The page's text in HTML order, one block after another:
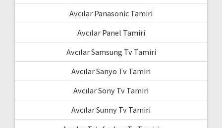
Avcılar Panasonic Tamiri
Avcılar Panel Tamiri
Avcılar Samsung Tv Tamiri
Avcılar Sanyo Tv Tamiri
Avcılar Sony Tv Tamiri
Avcılar Sunny Tv Tamiri